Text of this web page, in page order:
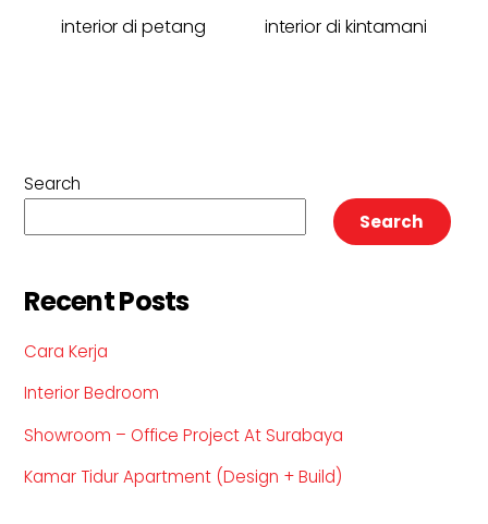
interior di petang interior di kintamani
Search
Search
Recent Posts
Cara Kerja
Interior Bedroom
Showroom – Office Project At Surabaya
Kamar Tidur Apartment (Design + Build)